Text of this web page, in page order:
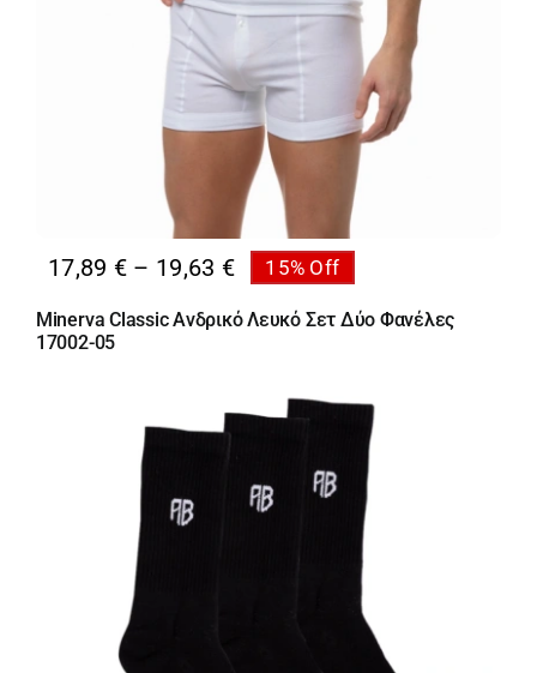
17,89 € – 19,63 €Price
17,89 €
15% Off
Minerva Classic Ανδρικό Λευκό Σετ Δύο Φανέλες
17002-05